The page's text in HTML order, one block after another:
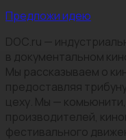
Предложи идею
DOC.ru —
в документальном
Мы рассказываем о
предоставляя
цеху. Мы —
производителей,
фестивального